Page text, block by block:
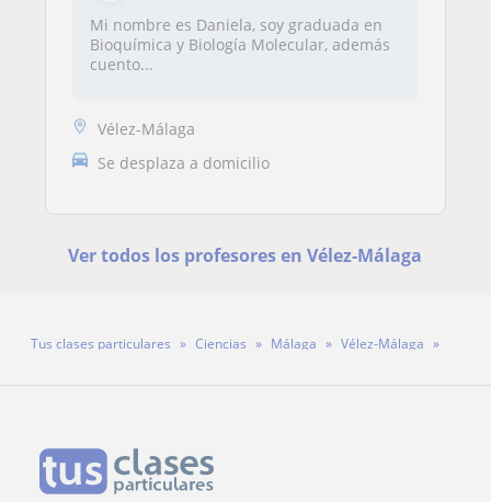
Mi nombre es Daniela, soy graduada en
Bioquímica y Biología Molecular, además
cuento...
Vélez-Málaga
Se desplaza a domicilio
Ver todos los profesores en Vélez-Málaga
Tus clases particulares Ciencias Málaga
Vélez-Málaga